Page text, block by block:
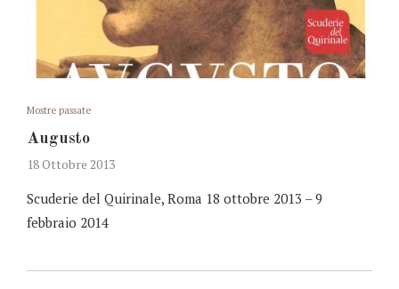
Mostre passate
Augusto
18 Ottobre 2013
Scuderie del Quirinale, Roma 18 ottobre 2013 – 9
febbraio 2014